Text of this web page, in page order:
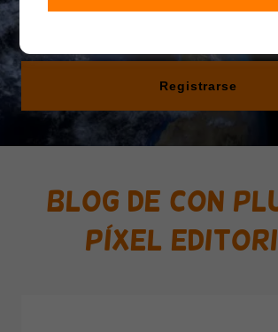
Correo electrónico
Registrarse
Blog de Con
Píxel